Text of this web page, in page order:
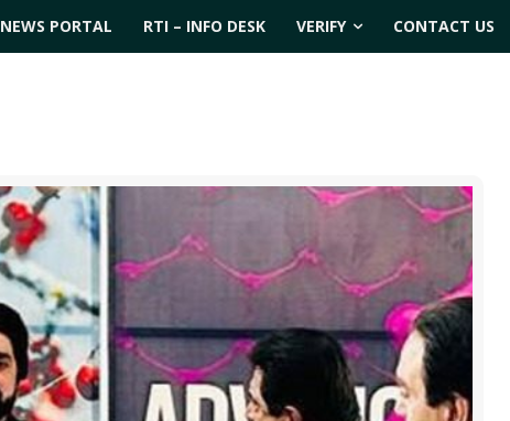
NEWS PORTAL RTI – INFO DESK VERIFY CONTACT US